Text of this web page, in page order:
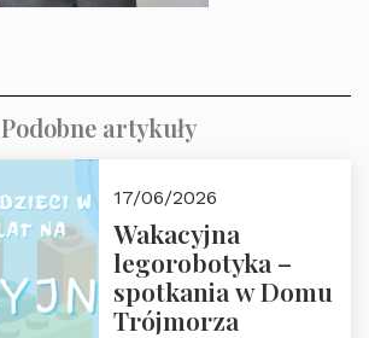
Podobne artykuły
17/06/2026
Wakacyjna
legorobotyka –
spotkania w Domu
Trójmorza